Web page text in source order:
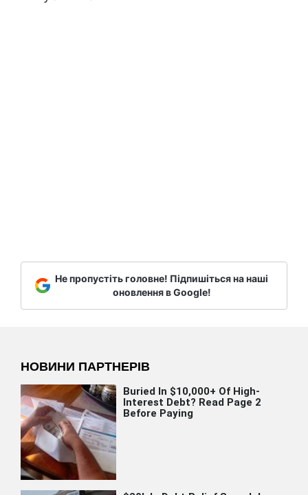
Не пропустіть головне! Підпишіться на наші
оновлення в Google!